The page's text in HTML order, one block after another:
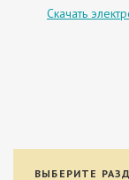
Скачать
ВЫБЕРИТЕ